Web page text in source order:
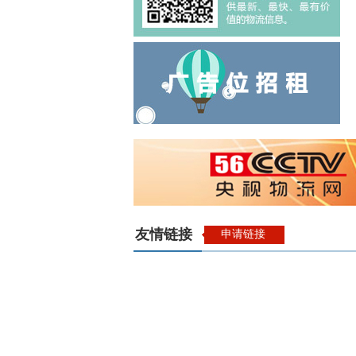
友情链接 申请链接